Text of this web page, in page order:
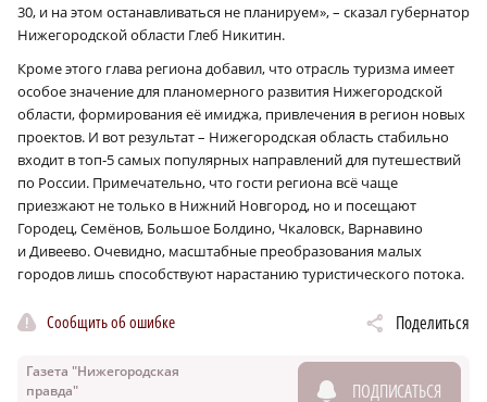
30, и на этом останавливаться не планируем», – сказал губернатор
Нижегородской области Глеб Никитин.
Кроме этого глава региона добавил, что отрасль туризма имеет
особое значение для планомерного развития Нижегородской
области, формирования её имиджа, привлечения в регион новых
проектов. И вот результат – Нижегородская область стабильно
входит в топ‑5 самых популярных направлений для путешествий
по России. Примечательно, что гости региона всё чаще
приезжают не только в Нижний Новгород, но и посещают
Городец, Семёнов, Большое Болдино, Чкаловск, Варнавино
и Дивеево. Очевидно, масштабные преобразования малых
городов лишь способствуют нарастанию туристического потока.
Сообщить об ошибке Поделиться
Газета "Нижегородская
правда"
ПОДПИСАТЬСЯ